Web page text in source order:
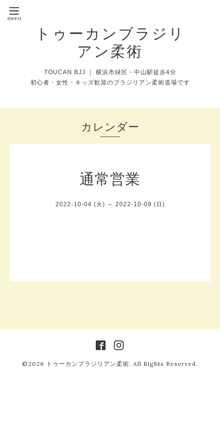
トゥーカンブラジリ
アン柔術
TOUCAN BJJ ｜ 横浜市緑区・中山駅徒歩4分
初心者・女性・キッズ歓迎のブラジリアン柔術道場です
カレンダー
通常営業
2022-10-04 (火) ～ 2022-10-09 (日)
©2026 トゥーカンブラジリアン柔術. All Rights Reserved.